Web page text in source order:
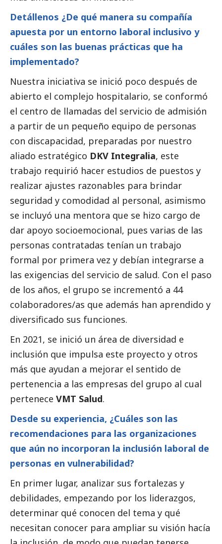
Detállenos ¿De qué manera su compañía
apuesta por un entorno laboral inclusivo y
cuáles son las buenas prácticas que ha
implementado?
Nuestra iniciativa se inició poco después de
abierto el complejo hospitalario, se conformó
el centro de llamadas del servicio de admisión
a partir de un pequeño equipo de personas
con discapacidad, preparadas por nuestro
aliado estratégico DKV Integralia, este
trabajo requirió hacer estudios de puestos y
realizar ajustes razonables para brindar
seguridad y comodidad al personal, asimismo
se incluyó una mentora que se hizo cargo de
dar apoyo socioemocional, pues varias de las
personas contratadas tenían un trabajo
formal por primera vez y debían integrarse a
las exigencias del servicio de salud. Con el paso
de los años, el grupo se incrementó a 44
colaboradores/as que además han aprendido y
diversificado sus funciones.
En 2021, se inició un área de diversidad e
inclusión que impulsa este proyecto y otros
más que ayudan a mejorar el sentido de
pertenencia a las empresas del grupo al cual
pertenece VMT Salud.
Desde su experiencia, ¿Cuáles son las
recomendaciones para las organizaciones
que aún no incorporan la inclusión laboral de
personas en vulnerabilidad?
En primer lugar, analizar sus fortalezas y
debilidades, empezando por los liderazgos,
determinar qué conocen del tema y qué
necesitan conocer para ampliar su visión hacía